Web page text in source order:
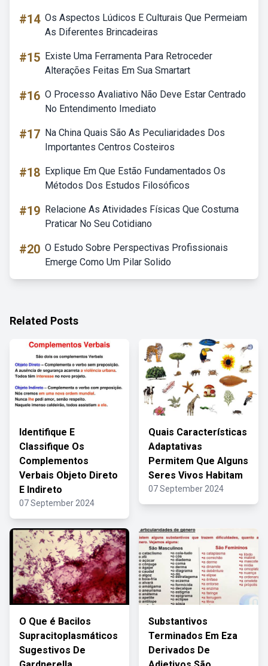
#14 Os Aspectos Lúdicos E Culturais Que Permeiam
As Diferentes Brincadeiras
#15 Existe Uma Ferramenta Para Retroceder
Alterações Feitas Em Sua Smartart
#16 O Processo Avaliativo Não Deve Estar Centrado
No Entendimento Imediato
#17 Na China Quais São As Peculiaridades Dos
Importantes Centros Costeiros
#18 Explique Em Que Estão Fundamentados Os
Métodos Dos Estudos Filosóficos
#19 Relacione As Atividades Físicas Que Costuma
Praticar No Seu Cotidiano
#20 O Estudo Sobre Perspectivas Profissionais
Emerge Como Um Pilar Solido
Related Posts
Identifique E
Classifique Os
Complementos
Verbais Objeto Direto
E Indireto
07 September 2024
Quais Características
Adaptativas
Permitem Que Alguns
Seres Vivos Habitam
07 September 2024
O Que é Bacilos
Supracitoplasmáticos
Sugestivos De
Substantivos
Terminados Em Eza
Derivados De